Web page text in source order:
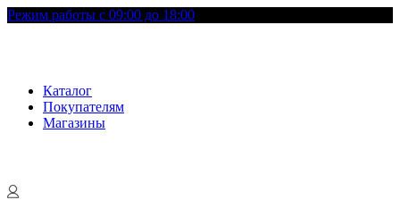
Режим работы с 09:00 до 18:00
Каталог
Покупателям
Магазины